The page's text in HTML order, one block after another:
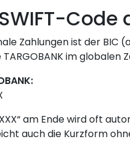
Code
Zahlungen ist der BIC
im globalen
am Ende wird oft
auch die Kurzform ohne